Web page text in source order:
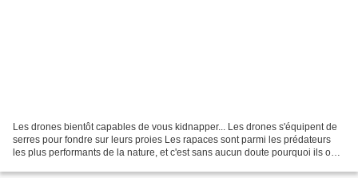
Les drones bientôt capables de vous kidnapper... Les drones s'équipent de
serres pour fondre sur leurs proies Les rapaces sont parmi les prédateurs
les plus performants de la nature, et c'est sans aucun doute pourquoi ils ont